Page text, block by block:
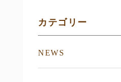
カテゴリー
NEWS